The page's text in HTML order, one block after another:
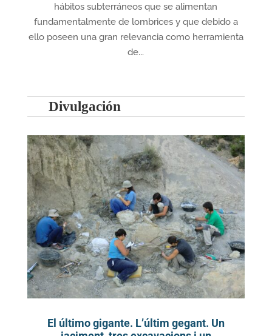
hábitos subterráneos que se alimentan
fundamentalmente de lombrices y que debido a
ello poseen una gran relevancia como herramienta
de...
Divulgación
El último gigante. L’últim gegant. Un